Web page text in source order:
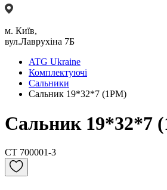
м. Київ,
вул.Лаврухіна 7Б
ATG Ukraine
Комплектуючі
Сальники
Сальник 19*32*7 (1PM)
Сальник 19*32*7
CT 700001-3